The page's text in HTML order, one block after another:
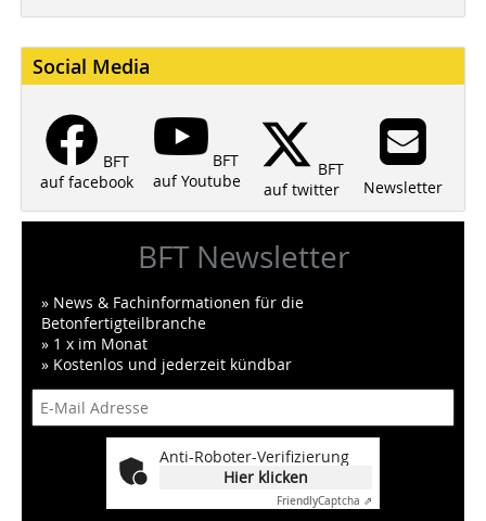
Social Media
BFT
auf facebook
BFT
auf Youtube
BFT
auf twitter
Newsletter
BFT Newsletter
» News & Fachinformationen für die
Betonfertigteilbranche
» 1 x im Monat
» Kostenlos und jederzeit kündbar
Anti-Roboter-Verifizierung
Hier klicken
FriendlyCaptcha ⇗